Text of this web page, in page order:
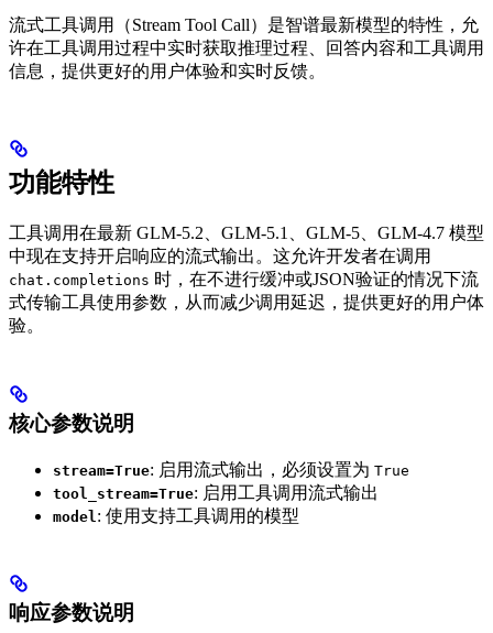
流式工具调用（Stream Tool Call）是智谱最新模型的特性，允
许在工具调用过程中实时获取推理过程、回答内容和工具调用
信息，提供更好的用户体验和实时反馈。
功能特性
工具调用在最新 GLM-5.2、GLM-5.1、GLM-5、GLM-4.7 模型
中现在支持开启响应的流式输出。这允许开发者在调用
chat.completions 时，在不进行缓冲或JSON验证的情况下流
式传输工具使用参数，从而减少调用延迟，提供更好的用户体
验。
核心参数说明
stream=True: 启用流式输出，必须设置为 True
tool_stream=True: 启用工具调用流式输出
model : 使用支持工具调用的模型
响应参数说明